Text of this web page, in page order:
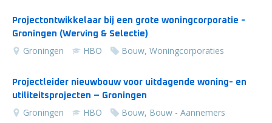
Projectontwikkelaar bij een grote woningcorporatie -
Groningen (Werving & Selectie)
Groningen HBO Bouw, Woningcorporaties
Projectleider nieuwbouw voor uitdagende woning- en
utiliteitsprojecten – Groningen
Groningen HBO Bouw, Bouw - Aannemers